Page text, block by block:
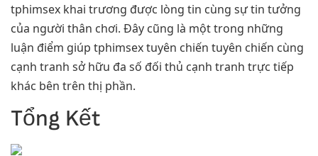
tphimsex khai trương được lòng tin cùng sự tin tưởng
của người thân chơi. Đây cũng là một trong những
luận điểm giúp tphimsex tuyên chiến tuyên chiến cùng
cạnh tranh sở hữu đa số đối thủ cạnh tranh trực tiếp
khác bên trên thị phần.
Tổng Kết